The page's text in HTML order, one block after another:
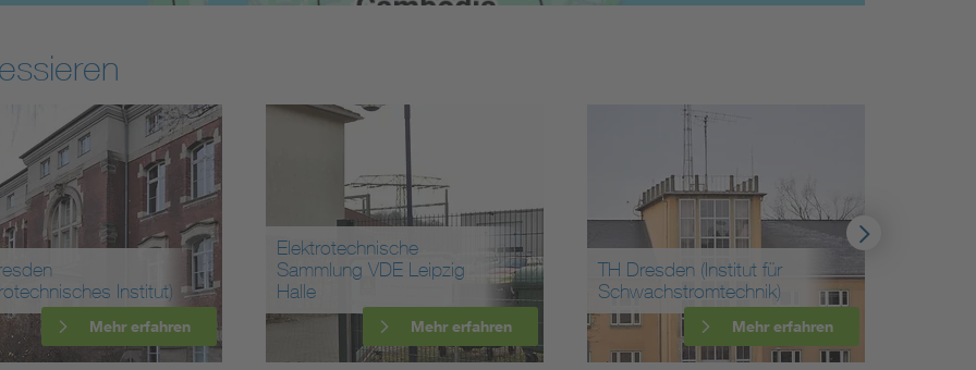
Institut)
Mehr erfahren
Elektrotechnische
Sammlung VDE Leipzig
Halle
Mehr erfahren
TH Dresden (Institut für
Schwachstromtechnik)
Mehr erfahren